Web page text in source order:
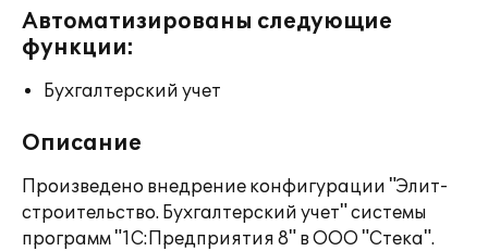
Автоматизированы следующие
функции:
Бухгалтерский учет
Описание
Произведено внедрение конфигурации "Элит-
строительство. Бухгалтерский учет" системы
программ "1С:Предприятия 8" в ООО "Стека".